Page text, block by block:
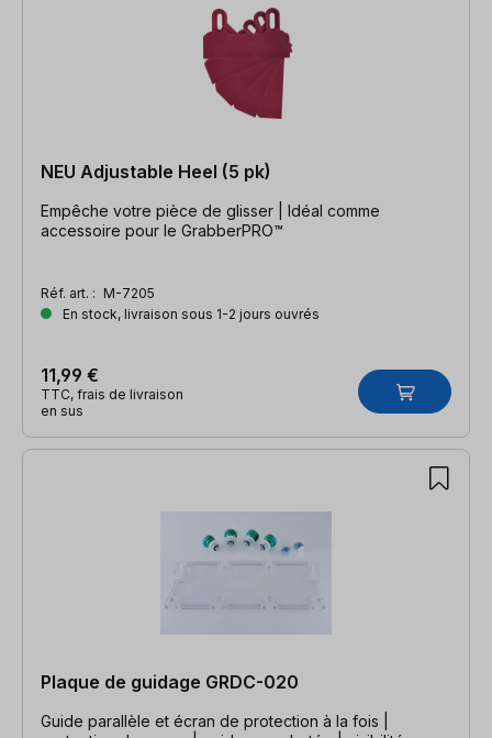
NEU Adjustable Heel (5 pk)
Empêche votre pièce de glisser | Idéal comme
accessoire pour le GrabberPRO™
Réf. art. : M-7205
En stock, livraison sous 1-2 jours ouvrés
11,99 €
TTC, frais de livraison
en sus
Plaque de guidage GRDC-020
Guide parallèle et écran de protection à la fois |